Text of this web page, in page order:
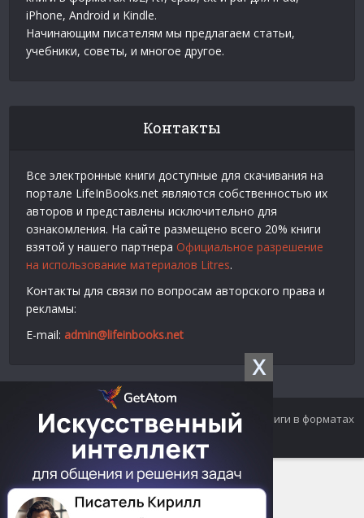
X
iPhone, Android и Kindle.
Начинающим писателям мы предлагаем статьи,
учебники, советы, и многое другое.
Контакты
Все электронные книги доступные для скачивания на
портале LifeInBooks.net являются собственностью их
авторов и представлены исключительно для
ознакомления. На сайте размещено всего 20% книги
взятой у нашего партнера Официальное разрешение
на использование материалов Litres.
Контакты для связи по вопросам авторского права и
рекламы:
E-mail: admin@lifeinbooks.net
© 2012-2024 LifeInBooks.net - Скачать бесплатно книги в форматах
fb2, epub, pdf, txt, rtf.